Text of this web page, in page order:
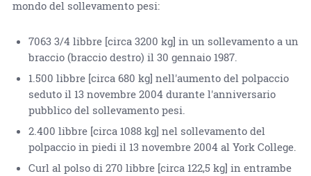
mondo del sollevamento pesi:
7063 3/4 libbre [circa 3200 kg] in un sollevamento a un
braccio (braccio destro) il 30 gennaio 1987.
1.500 libbre [circa 680 kg] nell'aumento del polpaccio
seduto il 13 novembre 2004 durante l'anniversario
pubblico del sollevamento pesi.
2.400 libbre [circa 1088 kg] nel sollevamento del
polpaccio in piedi il 13 novembre 2004 al York College.
Curl al polso di 270 libbre [circa 122,5 kg] in entrambe